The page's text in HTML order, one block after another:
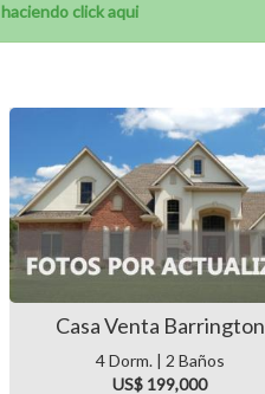
click aqui
Casa Venta Barrington
4 Dorm. | 2 Baños
US$ 199,000